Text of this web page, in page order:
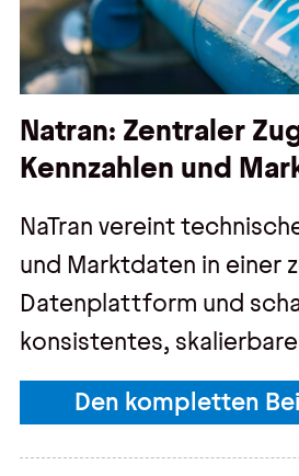
Natran: Zentraler
Kennzahlen und
NaTran vereint
und Marktdaten in einer
Datenplattform und
konsistentes,
Den kompletten